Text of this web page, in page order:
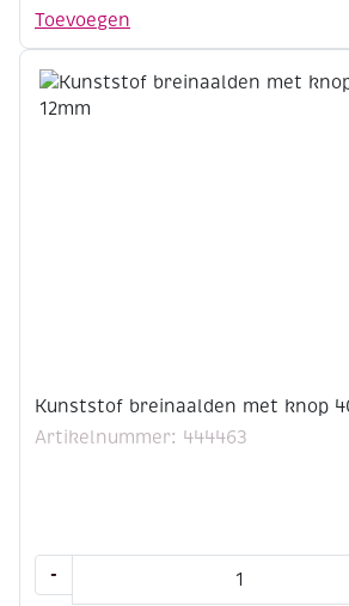
Toevoegen
cm
Kunststof breinaalden met knop
Artikelnummer: 444463
-
breinaalden